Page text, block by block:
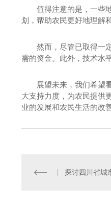
值得注意的是，一些
划，帮助农民更好地理解
然而，尽管已取得一
需的资金。此外，技术水
展望未来，我们希望
大支持力度，为农民提供
业的发展和农民生活的改
探讨四川省城